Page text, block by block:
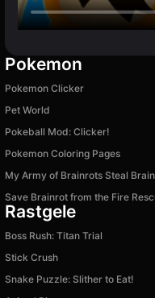
Pokemon
Pokemon Clicker
Pet World
Pokeball Mod: Clicker!
Pokemon Coloring Pages
My Army of Brainrots Steal
Save Brainrot from the Fire
Rastgele
Boss Rush: Titan Trial
Stick Crush
Snake Puzzle: Slither to Eat!